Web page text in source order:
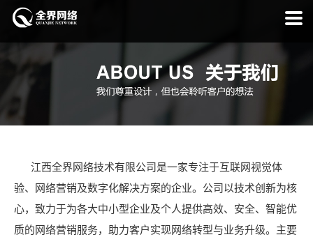
江西全界网络技术有限公司是一家专注于互联网视觉体
验、网络营销及数字化解决方案的企业。公司以技术创新为核
心，致力于为各大中小型企业及个人提供高效、安全、智能优
质的网络营销服务，助力客户实现网络转型与业务升级。主要